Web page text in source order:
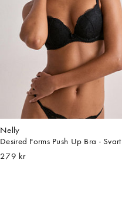
Nelly
Desired Forms Push Up Bra - Svart
279 kr